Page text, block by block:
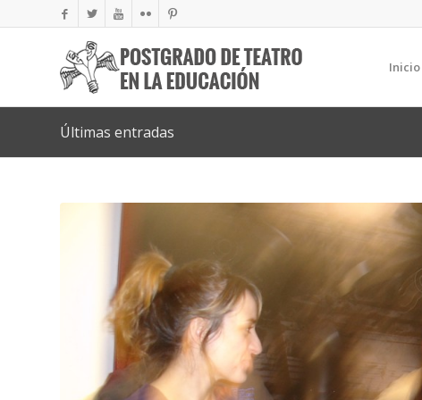
Inicio
Últimas entradas